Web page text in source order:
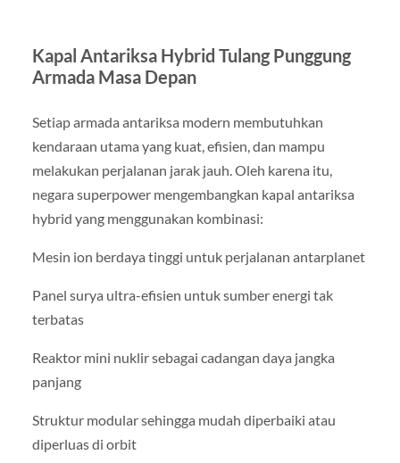
Kapal Antariksa Hybrid Tulang Punggung
Armada Masa Depan
Setiap armada antariksa modern membutuhkan
kendaraan utama yang kuat, efisien, dan mampu
melakukan perjalanan jarak jauh. Oleh karena itu,
negara superpower mengembangkan kapal antariksa
hybrid yang menggunakan kombinasi:
Mesin ion berdaya tinggi untuk perjalanan antarplanet
Panel surya ultra-efisien untuk sumber energi tak
terbatas
Reaktor mini nuklir sebagai cadangan daya jangka
panjang
Struktur modular sehingga mudah diperbaiki atau
diperluas di orbit